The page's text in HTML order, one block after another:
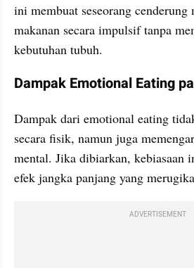
ini membuat seseorang cenderung
makanan secara impulsif tanpa
kebutuhan tubuh.
Dampak Emotional Eating
Dampak dari emotional eating
secara fisik, namun juga
mental. Jika dibiarkan, kebiasaan
efek jangka panjang yang
ADVERTISEMENT